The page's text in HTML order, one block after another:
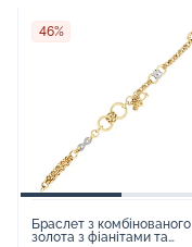
46%
Браслет з комбінованого
золота з фіанітами та